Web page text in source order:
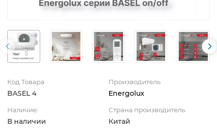
Код Товара
BASEL 4
Производитель
Energolux
Наличие:
В наличии
Страна производитель
Китай